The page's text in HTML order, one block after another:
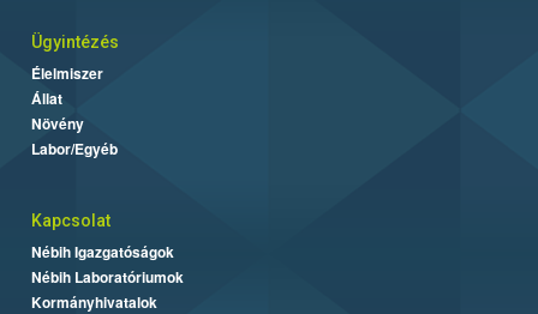
Ügyintézés
Élelmiszer
Állat
Növény
Labor/Egyéb
Kapcsolat
Nébih Igazgatóságok
Nébih Laboratóriumok
Kormányhivatalok